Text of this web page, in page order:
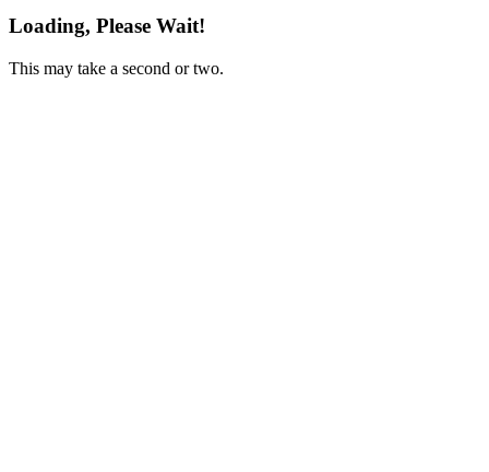
Loading, Please Wait!
This may take a second or two.